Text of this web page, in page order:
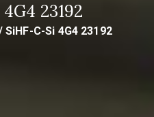
23192
SiHF-C-Si 4G4 23192